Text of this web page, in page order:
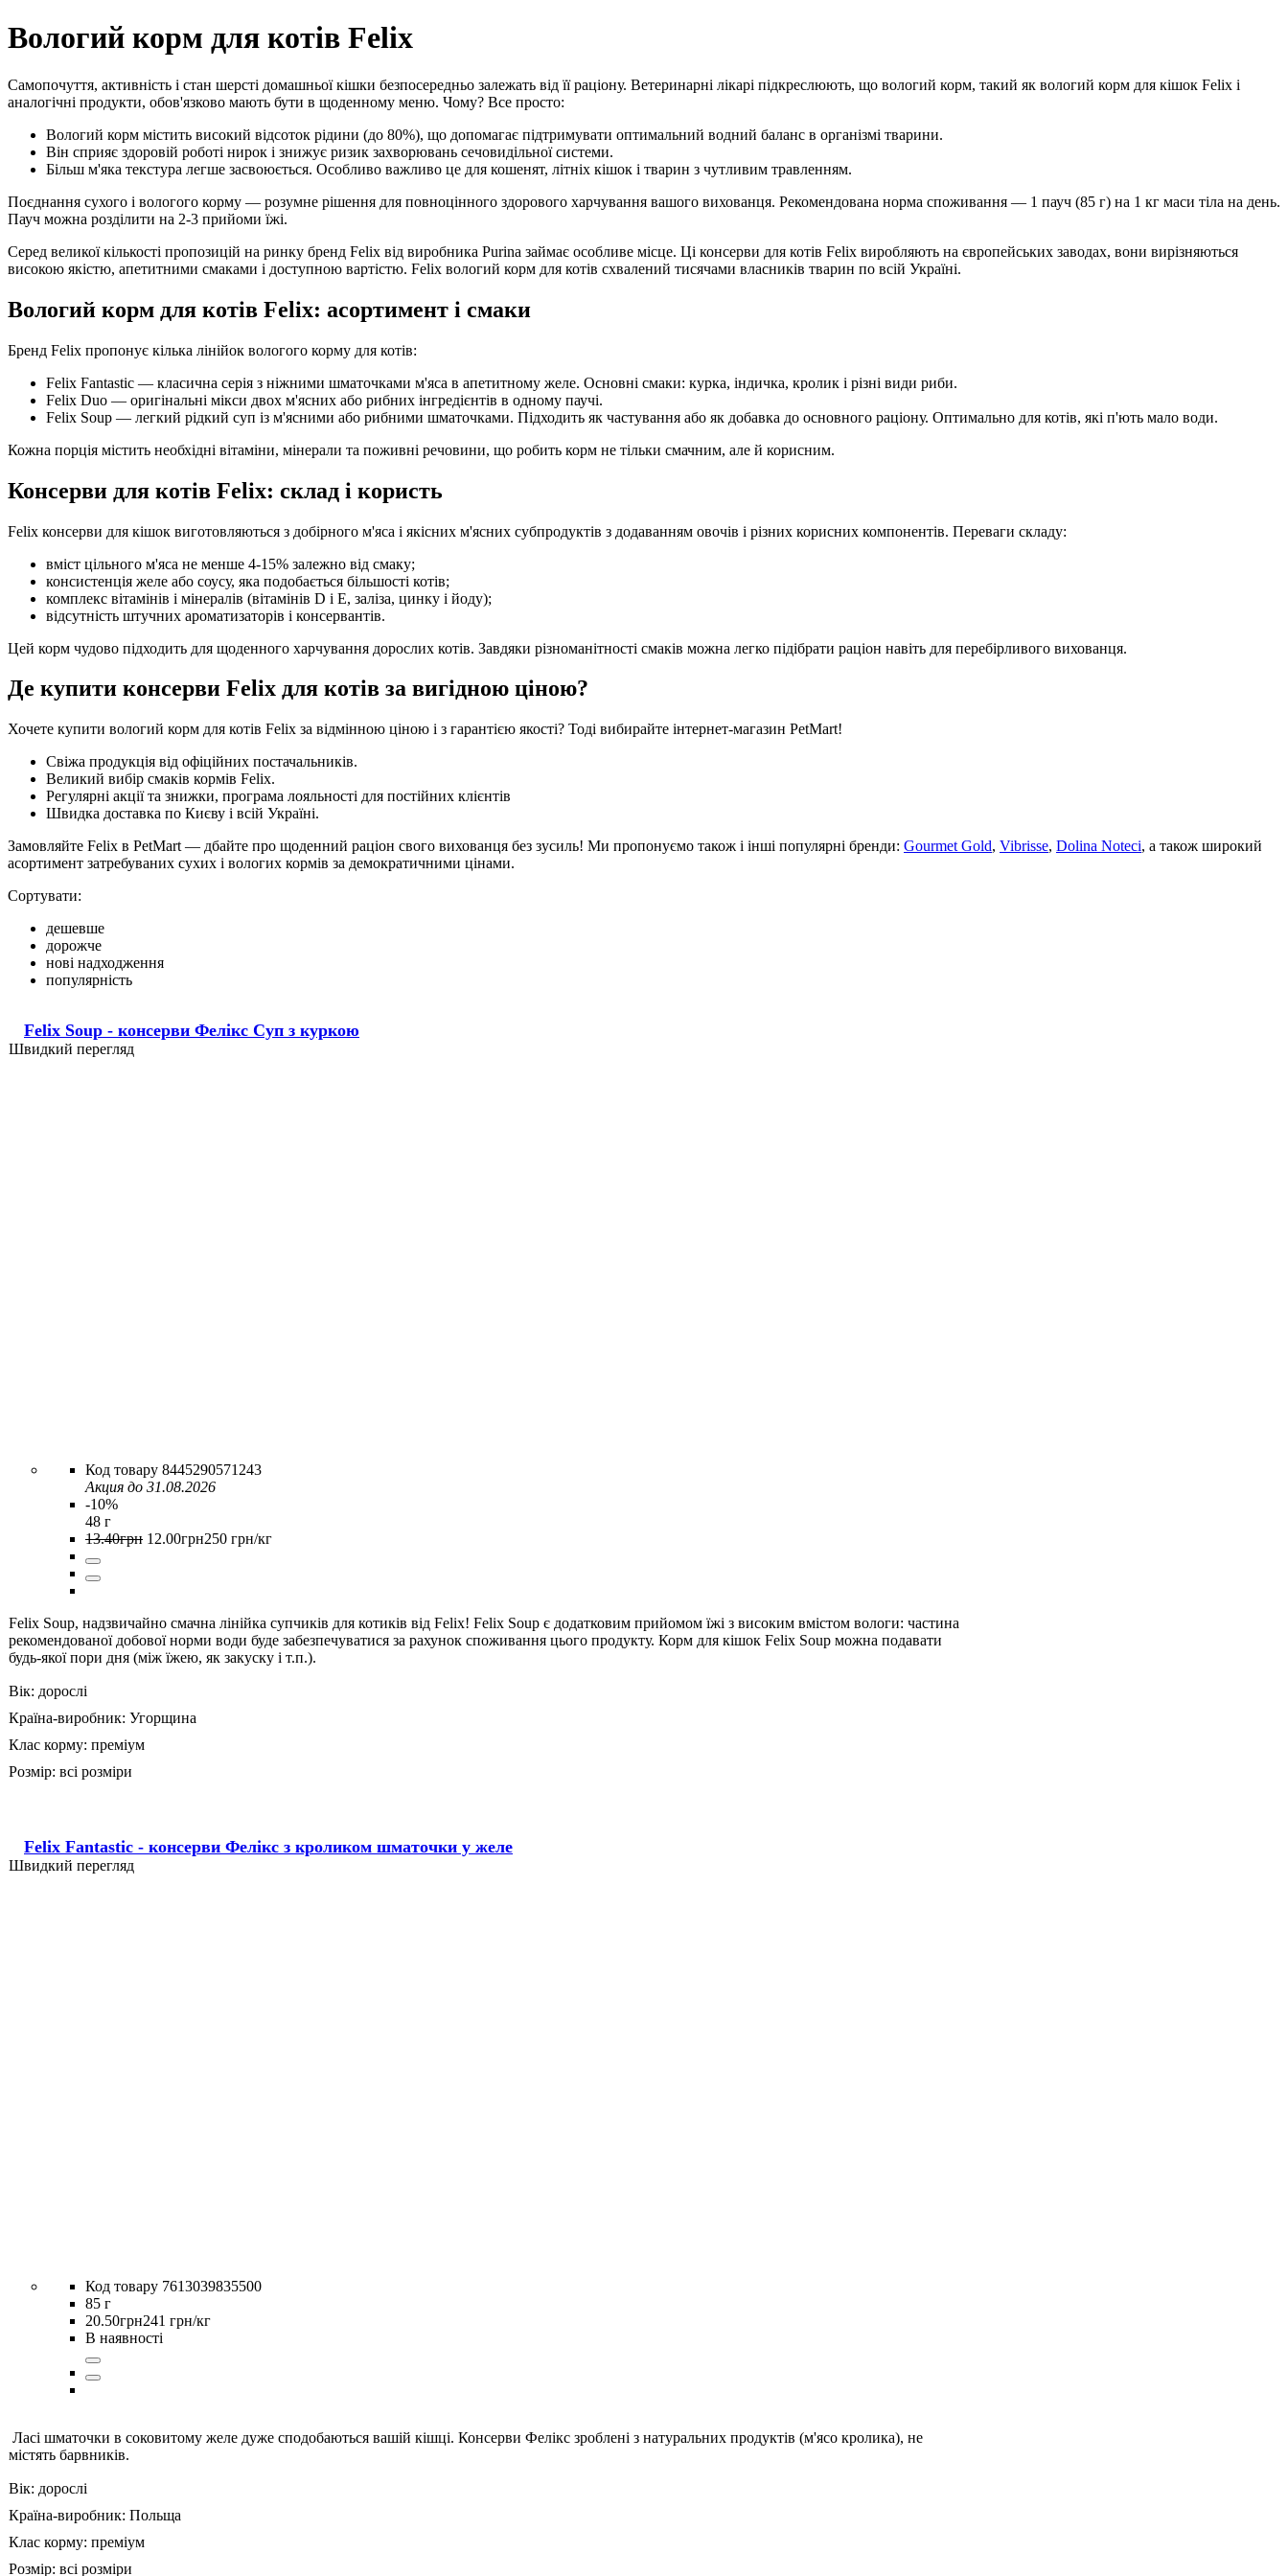
Вологий корм для котів Felix
Самопочуття, активність і стан шерсті домашньої кішки безпосередньо залежать від її раціону. Ветеринарні лікарі підкреслюють, що вологий корм, такий як вологий корм для кішок Felix і
аналогічні продукти, обов'язково мають бути в щоденному меню. Чому? Все просто:
Вологий корм містить високий відсоток рідини (до 80%), що допомагає підтримувати оптимальний водний баланс в організмі тварини.
Він сприяє здоровій роботі нирок і знижує ризик захворювань сечовидільної системи.
Більш м'яка текстура легше засвоюється. Особливо важливо це для кошенят, літніх кішок і тварин з чутливим травленням.
Поєднання сухого і вологого корму — розумне рішення для повноцінного здорового харчування вашого вихованця. Рекомендована норма споживання — 1 пауч (85 г) на 1 кг маси тіла на день.
Пауч можна розділити на 2-3 прийоми їжі.
Серед великої кількості пропозицій на ринку бренд Felix від виробника Purina займає особливе місце. Ці консерви для котів Felix виробляють на європейських заводах, вони вирізняються
високою якістю, апетитними смаками і доступною вартістю. Felix вологий корм для котів схвалений тисячами власників тварин по всій Україні.
Вологий корм для котів Felix: асортимент і смаки
Бренд Felix пропонує кілька лінійок вологого корму для котів:
Felix Fantastic — класична серія з ніжними шматочками м'яса в апетитному желе. Основні смаки: курка, індичка, кролик і різні види риби.
Felix Duo — оригінальні мікси двох м'ясних або рибних інгредієнтів в одному паучі.
Felix Soup — легкий рідкий суп із м'ясними або рибними шматочками. Підходить як частування або як добавка до основного раціону. Оптимально для котів, які п'ють мало води.
Кожна порція містить необхідні вітаміни, мінерали та поживні речовини, що робить корм не тільки смачним, але й корисним.
Консерви для котів Felix: склад і користь
Felix консерви для кішок виготовляються з добірного м'яса і якісних м'ясних субпродуктів з додаванням овочів і різних корисних компонентів. Переваги складу:
вміст цільного м'яса не менше 4-15% залежно від смаку;
консистенція желе або соусу, яка подобається більшості котів;
комплекс вітамінів і мінералів (вітамінів D і E, заліза, цинку і йоду);
відсутність штучних ароматизаторів і консервантів.
Цей корм чудово підходить для щоденного харчування дорослих котів. Завдяки різноманітності смаків можна легко підібрати раціон навіть для перебірливого вихованця.
Де купити консерви Felix для котів за вигідною ціною?
Хочете купити вологий корм для котів Felix за відмінною ціною і з гарантією якості? Тоді вибирайте інтернет-магазин PetMart!
Свіжа продукція від офіційних постачальників.
Великий вибір смаків кормів Felix.
Регулярні акції та знижки, програма лояльності для постійних клієнтів
Швидка доставка по Києву і всій Україні.
Замовляйте Felix в PetMart — дбайте про щоденний раціон свого вихованця без зусиль! Ми пропонуємо також і інші популярні бренди: Gourmet Gold, Vibrisse, Dolina Noteci, а також широкий
асортимент затребуваних сухих і вологих кормів за демократичними цінами.
Сортувати:
дешевше
дорожче
нові надходження
популярність
Felix Soup - консерви Фелікс Суп з куркою
Швидкий перегляд
8445290571243
Акция до 31.08.2026
-10%
48 г
13.40грн 12.00грн250 грн/кг
Felix Soup, надзвичайно смачна лінійка супчиків для котиків від Felix! Felix Soup є додатковим прийомом їжі з високим вмістом вологи: частина
рекомендованої добової норми води буде забезпечуватися за рахунок споживання цього продукту. Корм для кішок Felix Soup можна подавати
будь-якої пори дня (між їжею, як закуску і т.п.).
Вік: дорослі
Країна-виробник: Угорщина
Клас корму: преміум
Розмір: всі розміри
Felix Fantastic - консерви Фелікс з кроликом шматочки у желе
Швидкий перегляд
7613039835500
85 г
20.50грн241 грн/кг
В наявності
Ласі шматочки в соковитому желе дуже сподобаються вашій кішці. Консерви Фелікс зроблені з натуральних продуктів (м'ясо кролика), не
містять барвників.
Вік: дорослі
Країна-виробник: Польща
Клас корму: преміум
Розмір: всі розміри